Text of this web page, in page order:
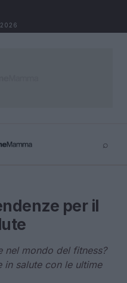
⌕
per il
nel mondo del fitness?
in salute con le ultime